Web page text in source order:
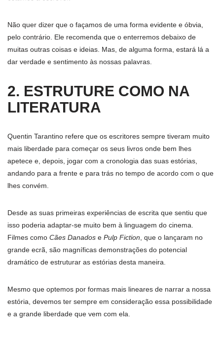
Não quer dizer que o façamos de uma forma evidente e óbvia,
pelo contrário. Ele recomenda que o enterremos debaixo de
muitas outras coisas e ideias. Mas, de alguma forma, estará lá a
dar verdade e sentimento às nossas palavras.
2. ESTRUTURE COMO NA
LITERATURA
Quentin Tarantino refere que os escritores sempre tiveram muito
mais liberdade para começar os seus livros onde bem lhes
apetece e, depois, jogar com a cronologia das suas estórias,
andando para a frente e para trás no tempo de acordo com o que
lhes convém.
Desde as suas primeiras experiências de escrita que sentiu que
isso poderia adaptar-se muito bem à linguagem do cinema.
Filmes como Cães Danados e Pulp Fiction, que o lançaram no
grande ecrã, são magníficas demonstrações do potencial
dramático de estruturar as estórias desta maneira.
Mesmo que optemos por formas mais lineares de narrar a nossa
estória, devemos ter sempre em consideração essa possibilidade
e a grande liberdade que vem com ela.